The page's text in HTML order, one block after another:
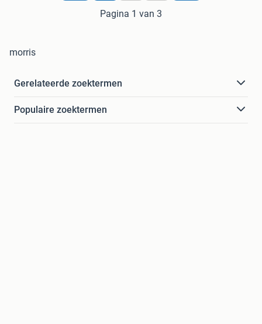
Pagina 1 van 3
morris
Gerelateerde zoektermen
Populaire zoektermen